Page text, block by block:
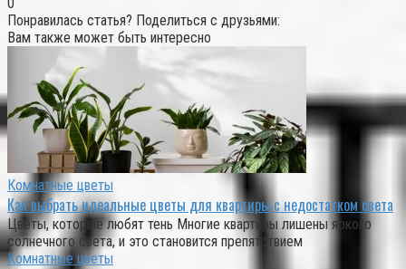
0
Понравилась статья? Поделиться с друзьями:
Вам также может быть интересно
Комнатные цветы
Как выбрать идеальные цветы для квартиры с недостатком света
Цветы, которые любят тень Многие квартиры лишены яркого
солнечного света, и это становится препятствием
Комнатные цветы